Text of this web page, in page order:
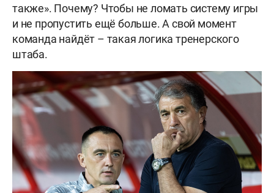
также». Почему? Чтобы не ломать систему игры
и не пропустить ещё больше. А свой момент
команда найдёт – такая логика тренерского
штаба.